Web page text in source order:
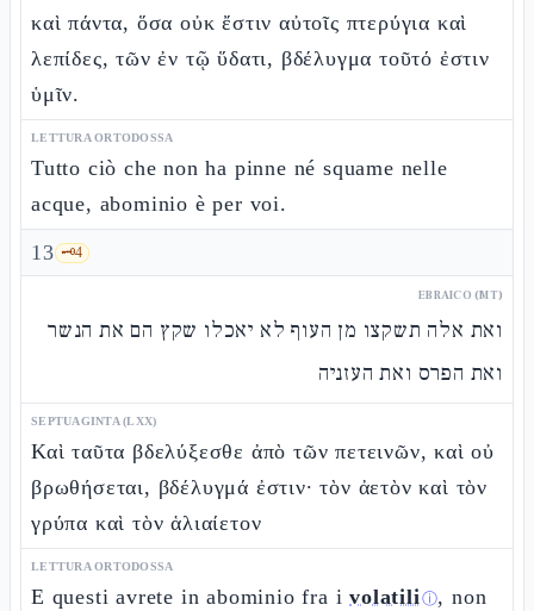
καὶ πάντα, ὅσα οὐκ ἔστιν αὐτοῖς πτερύγια καὶ
λεπίδες, τῶν ἐν τῷ ὕδατι, βδέλυγμα τοῦτό ἐστιν
ὑμῖν.
LETTURA ORTODOSSA
Tutto ciò che non ha pinne né squame nelle
acque, abominio è per voi.
13 🗝️4
EBRAICO (MT)
ואת אלה תשקצו מן העוף לא יאכלו שקץ הם את הנשר
ואת הפרס ואת העזניה
SEPTUAGINTA (LXX)
Καὶ ταῦτα βδελύξεσθε ἀπὸ τῶν πετεινῶν, καὶ οὐ
βρωθήσεται, βδέλυγμά ἐστιν· τὸν ἀετὸν καὶ τὸν
γρύπα καὶ τὸν ἁλιαίετον
LETTURA ORTODOSSA
E questi avrete in abominio fra ivolatiliⓘ, non